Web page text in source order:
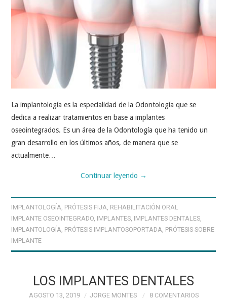
La implantología es la especialidad de la Odontología que se
dedica a realizar tratamientos en base a implantes
oseointegrados. Es un área de la Odontología que ha tenido un
gran desarrollo en los últimos años, de manera que se
actualmente…
Continuar leyendo →
IMPLANTOLOGÍA PRÓTESIS FIJA REHABILITACIÓN ORAL
IMPLANTE OSEOINTEGRADO IMPLANTES IMPLANTES DENTALES
IMPLANTOLOGÍA PRÓTESIS IMPLANTOSOPORTADA PRÓTESIS SOBRE
IMPLANTE
LOS IMPLANTES DENTALES
AGOSTO 13, 2019 JORGE MONTES 8 COMENTARIOS